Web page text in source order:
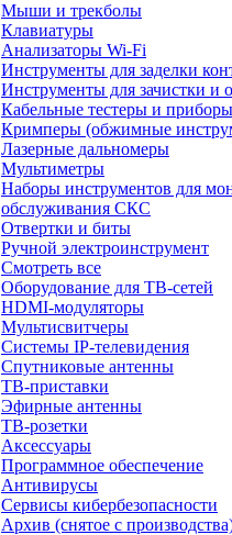
Мыши и трекболы
Клавиатуры
Анализаторы Wi-Fi
Инструменты для заделки
Инструменты для зачистки и
Кабельные тестеры и
Кримперы (обжимные
Лазерные дальномеры
Мультиметры
Наборы инструментов для
обслуживания СКС
Отвертки и биты
Ручной электроинструмент
Смотреть все
Оборудование для ТВ-сетей
HDMI-модуляторы
Мультисвитчеры
Системы IP-телевидения
Спутниковые антенны
ТВ-приставки
Эфирные антенны
ТВ-розетки
Аксессуары
Программное обеспечение
Антивирусы
Сервисы кибербезопасности
Архив (снятое с